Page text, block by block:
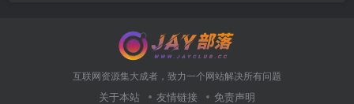
互联网资源集大成者，致力一个网站解决所有问题
关于本站 友情链接 免责声明